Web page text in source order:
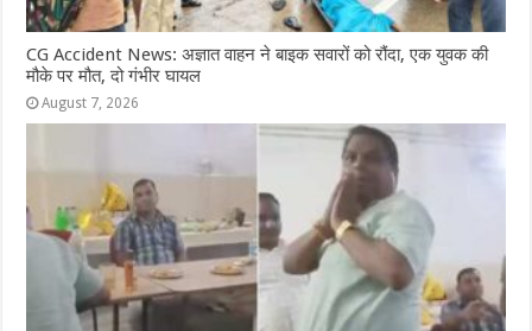
CG Accident News: अज्ञात वाहन ने बाइक सवारों को रौंदा, एक युवक की
मौके पर मौत, दो गंभीर घायल
August 7, 2026